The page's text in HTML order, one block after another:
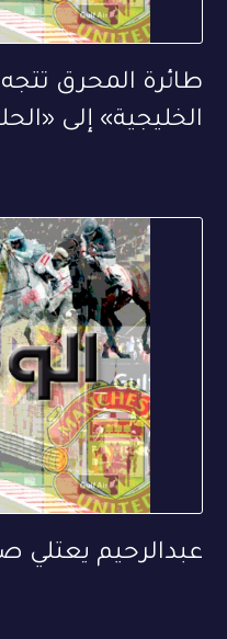
طائرة المحرق
الخليجية» إلى
عبدالرحيم يعتلي